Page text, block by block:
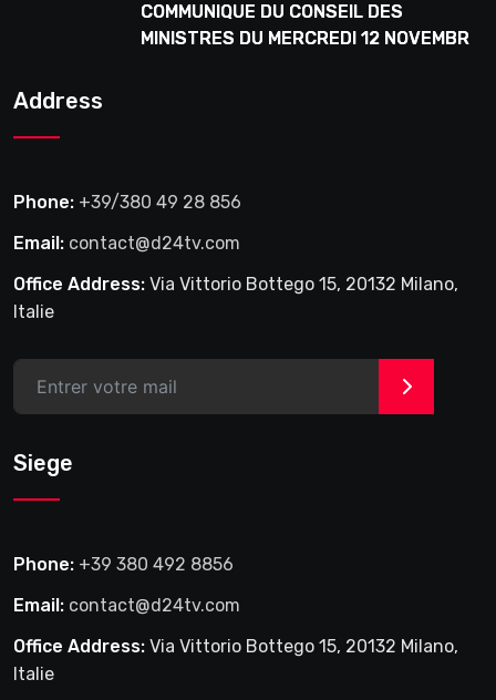
COMMUNIQUE DU CONSEIL DES
MINISTRES DU MERCREDI 12 NOVEMBRE
Address
Phone: +39/380 49 28 856
Email: contact@d24tv.com
Office Address: Via Vittorio Bottego 15, 20132 Milano,
Italie
>
Siege
Phone: +39 380 492 8856
Email: contact@d24tv.com
Office Address: Via Vittorio Bottego 15, 20132 Milano,
Italie